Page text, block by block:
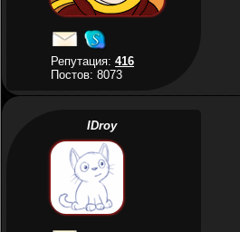
Репутация:416
Постов: 8073
IDroy